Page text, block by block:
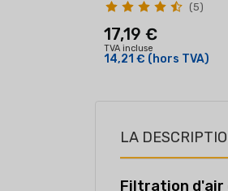
17,19 €
TVA incluse
14,21 € (hors TVA)
(5)
LA
Filtration d'air